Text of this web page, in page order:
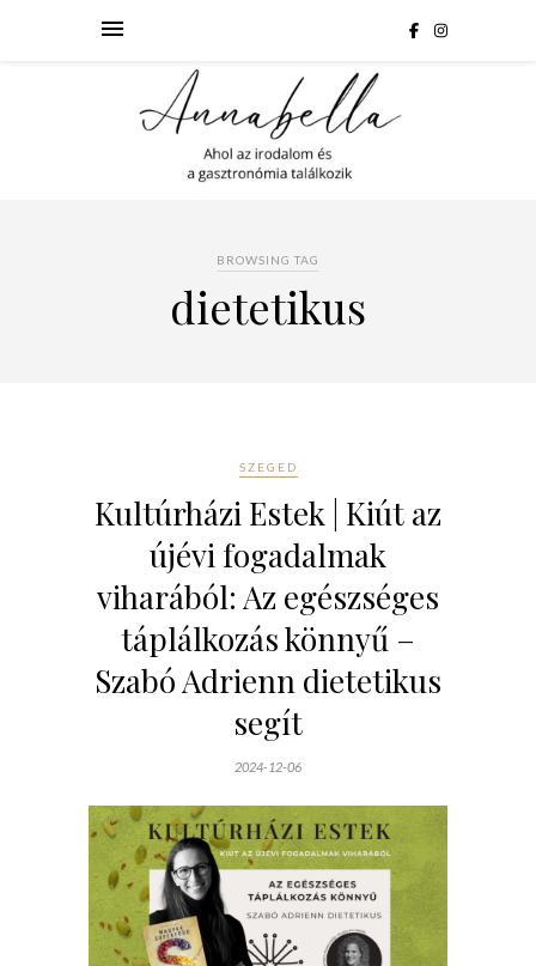
BROWSING TAG
dietetikus
SZEGED
Kultúrházi Estek | Kiút az
újévi fogadalmak
viharából: Az egészséges
táplálkozás könnyű –
Szabó Adrienn dietetikus
segít
2024-12-06